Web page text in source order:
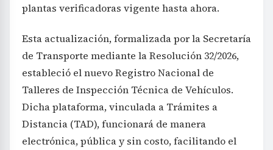
plantas verificadoras vigente hasta ahora.
Esta actualización, formalizada por la Secretaría
de Transporte mediante la Resolución 32/2026,
estableció el nuevo Registro Nacional de
Talleres de Inspección Técnica de Vehículos.
Dicha plataforma, vinculada a Trámites a
Distancia (TAD), funcionará de manera
electrónica, pública y sin costo, facilitando el